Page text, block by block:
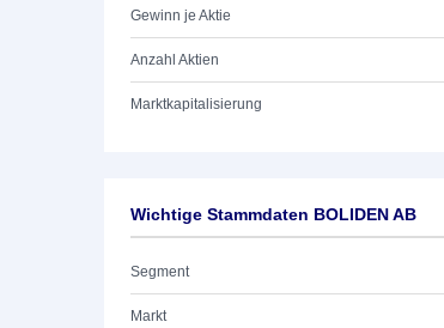
Gewinn je Aktie
Anzahl Aktien
Marktkapitalisierung
Wichtige Stammdaten BOLIDEN AB
Segment
Markt